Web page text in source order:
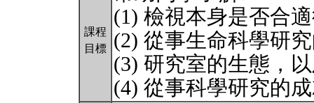
課程
目標
(1) 檢視本身是否合
(2) 從事生命科學研
(3) 研究室的生態，
(4) 從事科學研究的